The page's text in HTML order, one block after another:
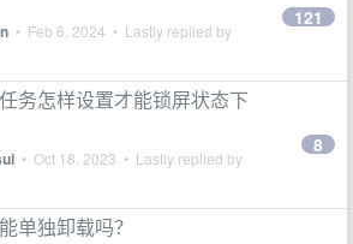
• Feb 6, 2024 • Lastly replied by
121
务怎样设置才能锁屏状态下
• Oct 18, 2023 • Lastly replied by
8
单独卸载吗？